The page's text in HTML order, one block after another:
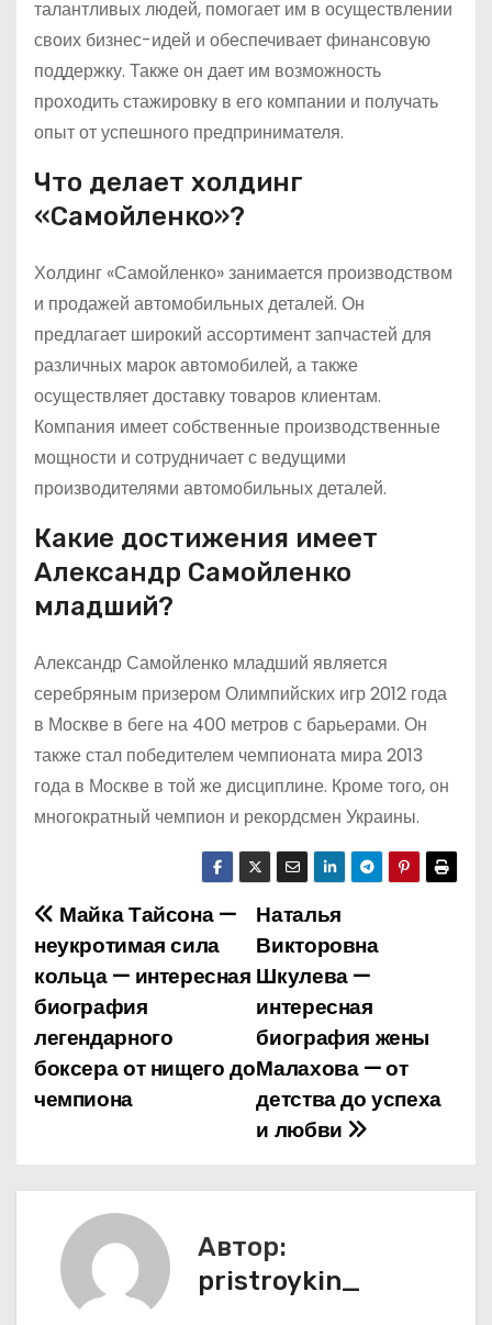
талантливых людей, помогает им в осуществлении
своих бизнес-идей и обеспечивает финансовую
поддержку. Также он дает им возможность
проходить стажировку в его компании и получать
опыт от успешного предпринимателя.
Что делает холдинг
«Самойленко»?
Холдинг «Самойленко» занимается производством
и продажей автомобильных деталей. Он
предлагает широкий ассортимент запчастей для
различных марок автомобилей, а также
осуществляет доставку товаров клиентам.
Компания имеет собственные производственные
мощности и сотрудничает с ведущими
производителями автомобильных деталей.
Какие достижения имеет
Александр Самойленко
младший?
Александр Самойленко младший является
серебряным призером Олимпийских игр 2012 года
в Москве в беге на 400 метров с барьерами. Он
также стал победителем чемпионата мира 2013
года в Москве в той же дисциплине. Кроме того, он
многократный чемпион и рекордсмен Украины.
Н
а
в
и
г
ц
Наталья
Викторовна
Шкулева —
интересная
биография жены
Малахова — от
детства до успеха
и любви
Майка Тайсона —
неукротимая сила
кольца — интересная
биография
легендарного
боксера от нищего до
чемпиона
Автор:
pristroykin_